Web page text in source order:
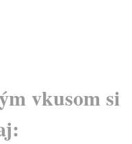
vkusom si